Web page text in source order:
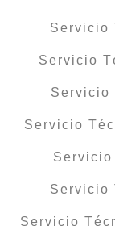
Servicio
Servicio
Servicio
Servicio
Servicio
Servicio
Servicio